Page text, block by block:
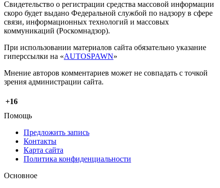
Свидетельство о регистрации средства массовой информации
скоро будет выдано Федеральной службой по надзору в сфере
связи, информационных технологий и массовых
коммуникаций (Роскомнадзор).
При использовании материалов сайта обязательно указание
гиперссылки на «AUTOSPAWN»
Мнение авторов комментариев может не совпадать с точкой
зрения администрации сайта.
+16
Помощь
Предложить запись
Контакты
Карта сайта
Политика конфиденциальности
Основное